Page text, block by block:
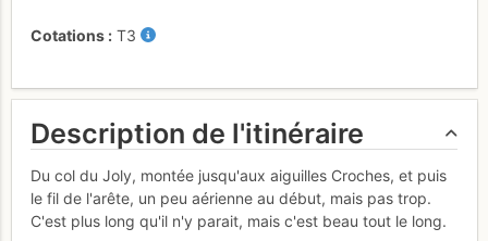
Cotations T3
Description de l'itinéraire
Du col du Joly, montée jusqu'aux aiguilles Croches, et puis
le fil de l'arête, un peu aérienne au début, mais pas trop.
C'est plus long qu'il n'y parait, mais c'est beau tout le long.